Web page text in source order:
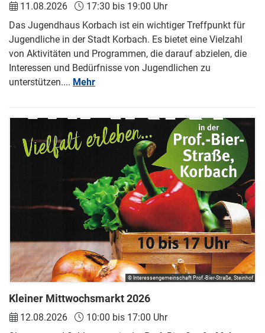
11.08.2026
17:30 bis 19:00 Uhr
Das Jugendhaus Korbach ist ein wichtiger Treffpunkt für
Jugendliche in der Stadt Korbach. Es bietet eine Vielzahl
von Aktivitäten und Programmen, die darauf abzielen, die
Interessen und Bedürfnisse von Jugendlichen zu
unterstützen.... Mehr
Kleiner Mittwochsmarkt 2026
12.08.2026
10:00 bis 17:00 Uhr
© Interessengemeinschaft Prof.-Bier-Straße, Steinhof